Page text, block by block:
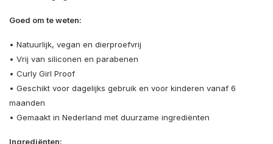
Goed om te weten:
• Natuurlijk, vegan en dierproefvrij
• Vrij van siliconen en parabenen
• Curly Girl Proof
• Geschikt voor dagelijks gebruik en voor kinderen vanaf 6
maanden
• Gemaakt in Nederland met duurzame ingrediënten
Ingrediënten: